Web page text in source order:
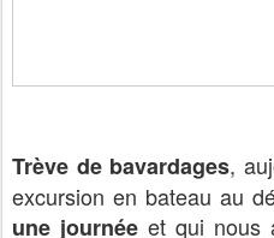
Trève de bavardages,
excursion en bateau au
une journée et qui nous